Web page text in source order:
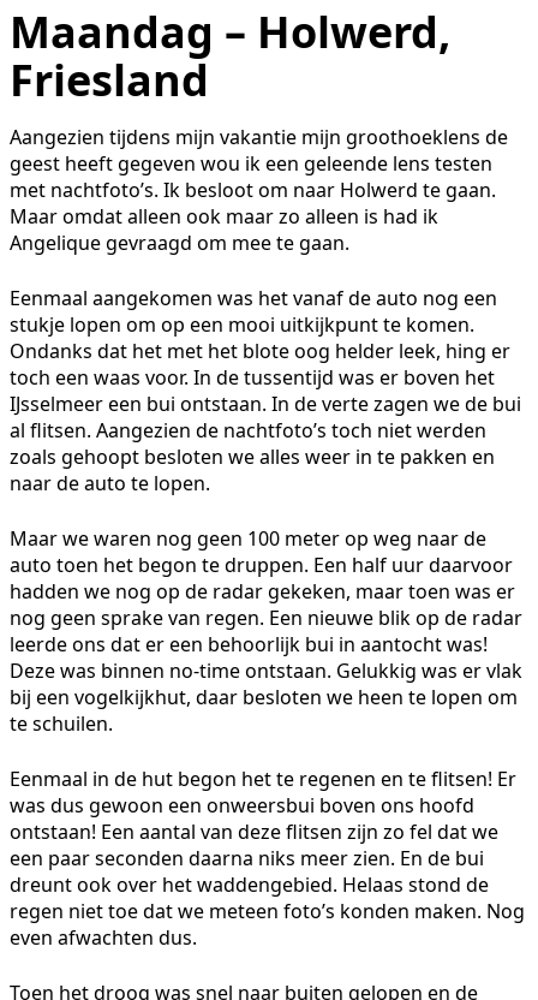
Maandag – Holwerd,
Friesland
Aangezien tijdens mijn vakantie mijn groothoeklens de
geest heeft gegeven wou ik een geleende lens testen
met nachtfoto’s. Ik besloot om naar Holwerd te gaan.
Maar omdat alleen ook maar zo alleen is had ik
Angelique gevraagd om mee te gaan.
Eenmaal aangekomen was het vanaf de auto nog een
stukje lopen om op een mooi uitkijkpunt te komen.
Ondanks dat het met het blote oog helder leek, hing er
toch een waas voor. In de tussentijd was er boven het
IJsselmeer een bui ontstaan. In de verte zagen we de bui
al flitsen. Aangezien de nachtfoto’s toch niet werden
zoals gehoopt besloten we alles weer in te pakken en
naar de auto te lopen.
Maar we waren nog geen 100 meter op weg naar de
auto toen het begon te druppen. Een half uur daarvoor
hadden we nog op de radar gekeken, maar toen was er
nog geen sprake van regen. Een nieuwe blik op de radar
leerde ons dat er een behoorlijk bui in aantocht was!
Deze was binnen no-time ontstaan. Gelukkig was er vlak
bij een vogelkijkhut, daar besloten we heen te lopen om
te schuilen.
Eenmaal in de hut begon het te regenen en te flitsen! Er
was dus gewoon een onweersbui boven ons hoofd
ontstaan! Een aantal van deze flitsen zijn zo fel dat we
een paar seconden daarna niks meer zien. En de bui
dreunt ook over het waddengebied. Helaas stond de
regen niet toe dat we meteen foto’s konden maken. Nog
even afwachten dus.
Toen het droog was snel naar buiten gelopen en de